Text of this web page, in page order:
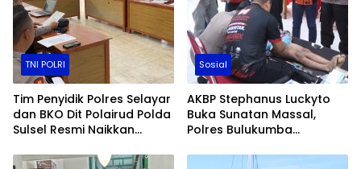
TNI POLRI
Tim Penyidik Polres Selayar
dan BKO Dit Polairud Polda
Sulsel Resmi Naikkan
Salsa ke Tahap Penyidikan
Sosial
AKBP Stephanus Luckyto
Buka Sunatan Massal,
Polres Bulukumba
Pemuda Pancasila